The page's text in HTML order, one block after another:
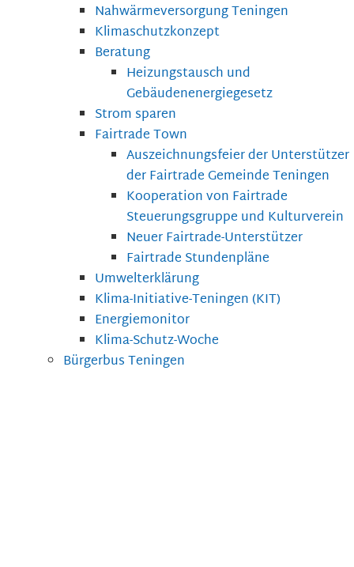
Nahwärmeversorgung Teningen
Klimaschutzkonzept
Beratung
Heizungstausch und
Gebäudenenergiegesetz
Strom sparen
Fairtrade Town
Auszeichnungsfeier der Unterstützer
der Fairtrade Gemeinde Teningen
Kooperation von Fairtrade
Steuerungsgruppe und Kulturverein
Neuer Fairtrade-Unterstützer
Fairtrade Stundenpläne
Umwelterklärung
Klima-Initiative-Teningen (KIT)
Energiemonitor
Klima-Schutz-Woche
Bürgerbus Teningen